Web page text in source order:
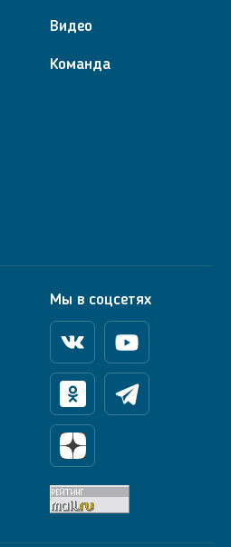
Видео
Команда
Мы в соцсетях
ВконтактеYoutube
ОдноклассникиТелеграм
Яндекс Дзен